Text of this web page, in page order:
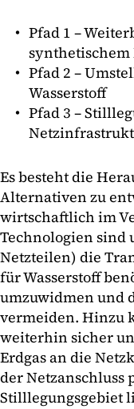
Pfad 1 –
synthetischem
Pfad 2 –
Wasserstoff
Pfad 3 –
Es besteht die
Alternativen zu
wirtschaftlich im
Technologien sind
Netzteilen) die
für Wasserstoff
umzuwidmen und
vermeiden. Hinzu
weiterhin sicher
Erdgas an die
der Netzanschluss
Stilllegungsgebiet